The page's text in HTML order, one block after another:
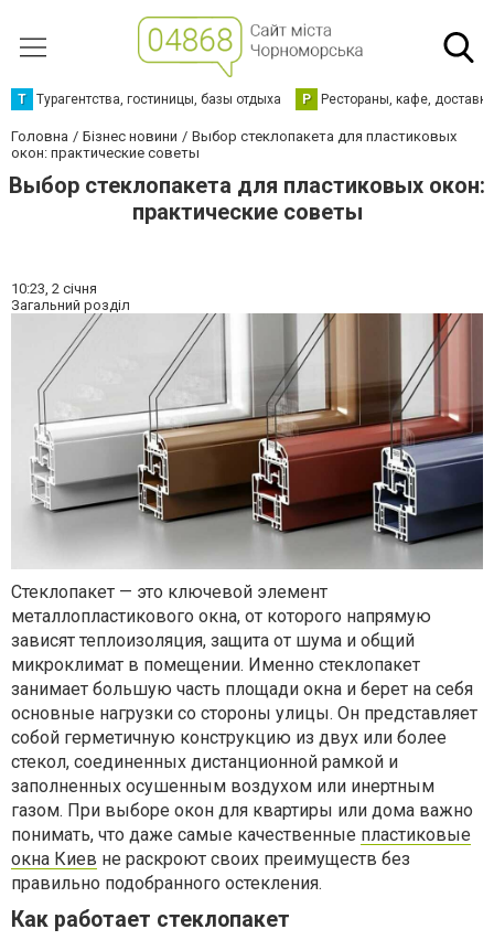
Т Турагентства, гостиницы, базы отдыха Р Рестораны, кафе,
Головна Бізнес новини
Выбор стеклопакета для пластиковых
окон: практические советы
Выбор стеклопакета для пластиковых окон:
практические советы
10:23, 2 січня
Загальний розділ
Стеклопакет — это ключевой элемент
металлопластикового окна, от которого напрямую
зависят теплоизоляция, защита от шума и общий
микроклимат в помещении. Именно стеклопакет
занимает большую часть площади окна и берет на себя
основные нагрузки со стороны улицы. Он представляет
собой герметичную конструкцию из двух или более
стекол, соединенных дистанционной рамкой и
заполненных осушенным воздухом или инертным
газом. При выборе окон для квартиры или дома важно
понимать, что даже самые качественные пластиковые
окна Киев не раскроют своих преимуществ без
правильно подобранного остекления.
Как работает стеклопакет